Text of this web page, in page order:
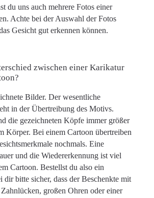
du uns auch mehrere Fotos einer
Achte bei der Auswahl der Fotos
Gesicht gut erkennen können.
zwischen einer Karikatur
Bilder. Der wesentliche
in der Übertreibung des Motivs.
die gezeichneten Köpfe immer größer
Körper. Bei einem Cartoon übertreiben
nochmals. Eine
und die Wiedererkennung ist viel
Cartoon. Bestellst du also ein
dir bitte sicher, dass der Beschenkte mit
großen Ohren oder einer